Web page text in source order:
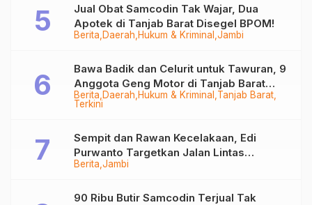
Berita Daerah Hukum & Kriminal Jambi
Jual Obat Samcodin Tak Wajar, Dua
Apotek di Tanjab Barat Disegel BPOM!
Berita Daerah Hukum & Kriminal Tanjab Barat
Terkini
Bawa Badik dan Celurit untuk Tawuran, 9
Anggota Geng Motor di Tanjab Barat
Diringkus
Berita Jambi
Sempit dan Rawan Kecelakaan, Edi
Purwanto Targetkan Jalan Lintas
Tungkal-Jambi Mulus di 2028
90 Ribu Butir Samcodin Terjual Tak